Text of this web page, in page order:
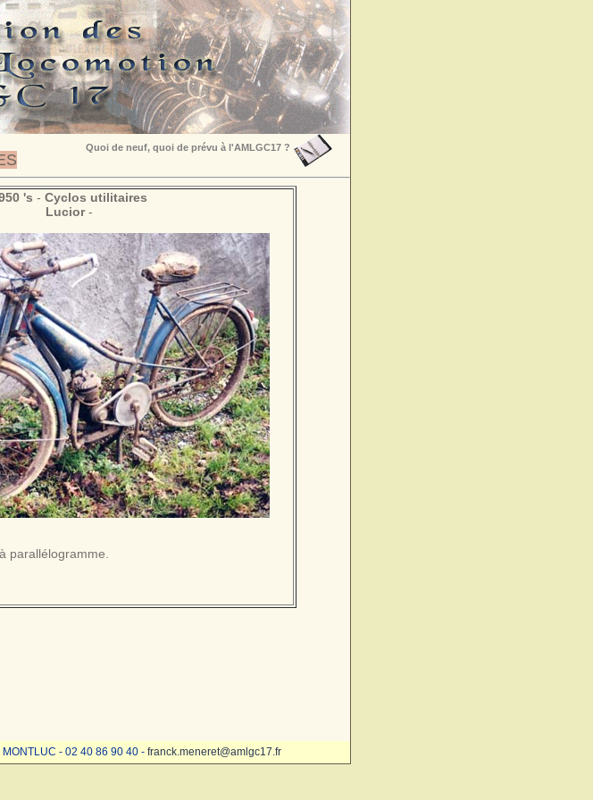
Quoi de neuf, quoi de prévu à l'AMLGC17 ?
's - Cyclos utilitaires
Lucior-
parallélogramme.
- 02 40 86 90 40 - franck.meneret@amlgc17.fr